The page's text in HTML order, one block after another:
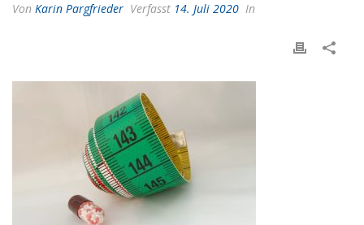
Von Karin Pargfrieder Verfasst 14. Juli 2020 In